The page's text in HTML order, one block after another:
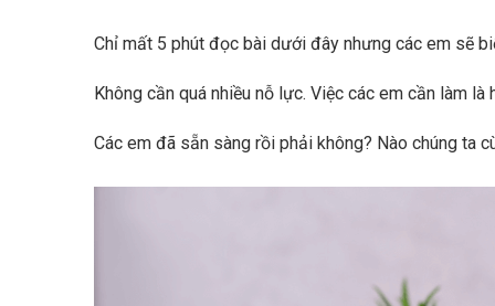
Chỉ mất 5 phút đọc bài dưới đây nhưng các em sẽ
Không cần quá nhiều nỗ lực. Việc các em cần làm
Các em đã sẵn sàng rồi phải không? Nào chúng ta